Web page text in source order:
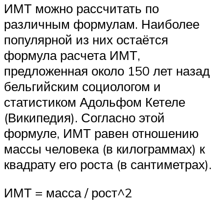
ИМТ можно рассчитать по
различным формулам. Наиболее
популярной из них остаётся
формула расчета ИМТ,
предложенная около 150 лет назад
бельгийским социологом и
статистиком Адольфом Кетеле
(Википедия). Согласно этой
формуле, ИМТ равен отношению
массы человека (в килограммах) к
квадрату его роста (в сантиметрах).
ИМТ = масса / рост^2